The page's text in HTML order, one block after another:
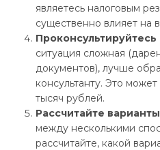
являетесь налоговым
существенно влияет на
ситуация сложная
документов), лучше
консультанту. Это
тысяч рублей.
Рассчитайте варианты
между несколькими
рассчитайте, какой